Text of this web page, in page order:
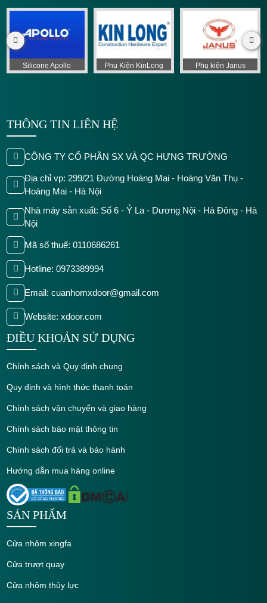
Silicone Apollo Phụ Kiện KinLong Phụ kiện Janus
THÔNG TIN LIÊN HỆ
CÔNG TY CỔ PHẦN SX VÀ QC HƯNG TRƯỜNG
Địa chỉ vp: 299/21 Đường Hoàng Mai - Hoàng Văn Thụ -
Hoàng Mai - Hà Nội
Nhà máy sản xuất: Số 6 - Ỷ La - Dương Nội - Hà Đông - Hà
Nội
Mã số thuế: 0110686261
Hotline: 0973389994
Email: cuanhomxdoor@gmail.com
Website: xdoor.com
ĐIỀU KHOẢN SỬ DỤNG
Chính sách và Quy định chung
Quy định và hình thức thanh toán
Chính sách vận chuyển và giao hàng
Chính sách bảo mật thông tin
Chính sách đổi trả và bảo hành
Hướng dẫn mua hàng online
SẢN PHẨM
Cửa nhôm xingfa
Cửa trượt quay
Cửa nhôm thủy lực